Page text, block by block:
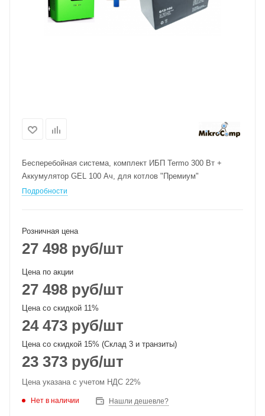
Бесперебойная система, комплект ИБП Termo 300 Вт +
Аккумулятор GEL 100 Ач, для котлов "Премиум"
Подробности
Розничная цена
27 498 руб/шт
Цена по акции
27 498 руб/шт
Цена со скидкой 11%
24 473 руб/шт
Цена со скидкой 15% (Склад 3 и транзиты)
23 373 руб/шт
Цена указана с учетом НДС 22%
Нет в наличии Нашли дешевле?